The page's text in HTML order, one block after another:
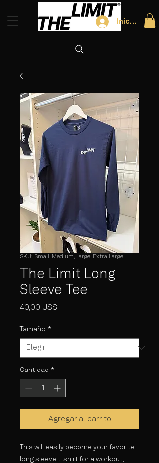
Iniciar
SKU: Small, Medium, Large, Extra Large
The Limit Long
Sleeve Tee
40,00 US$
Tamaño *
Cantidad *
Agregar al carrito
This will easily become your favorite
long sleeve t-shirt for a workout,